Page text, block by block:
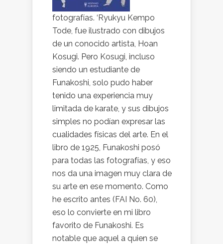
fotografías. ‘Ryukyu Kempo
Tode, fue ilustrado con dibujos
de un conocido artista, Hoan
Kosugi. Pero Kosugi, incluso
siendo un estudiante de
Funakoshi, solo pudo haber
tenido una experiencia muy
limitada de karate, y sus dibujos
simples no podían expresar las
cualidades físicas del arte. En el
libro de 1925, Funakoshi posó
para todas las fotografías, y eso
nos da una imagen muy clara de
su arte en ese momento. Como
he escrito antes (FAI No. 60),
eso lo convierte en mi libro
favorito de Funakoshi. Es
notable que aquel a quien se